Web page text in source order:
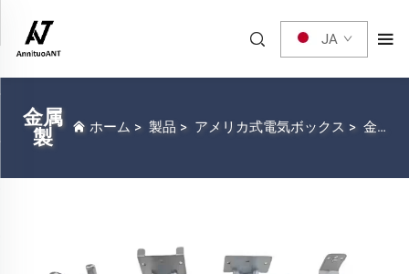
JA
金属
製
ホーム >製品 > アメリカ式電気ボックス >金属製